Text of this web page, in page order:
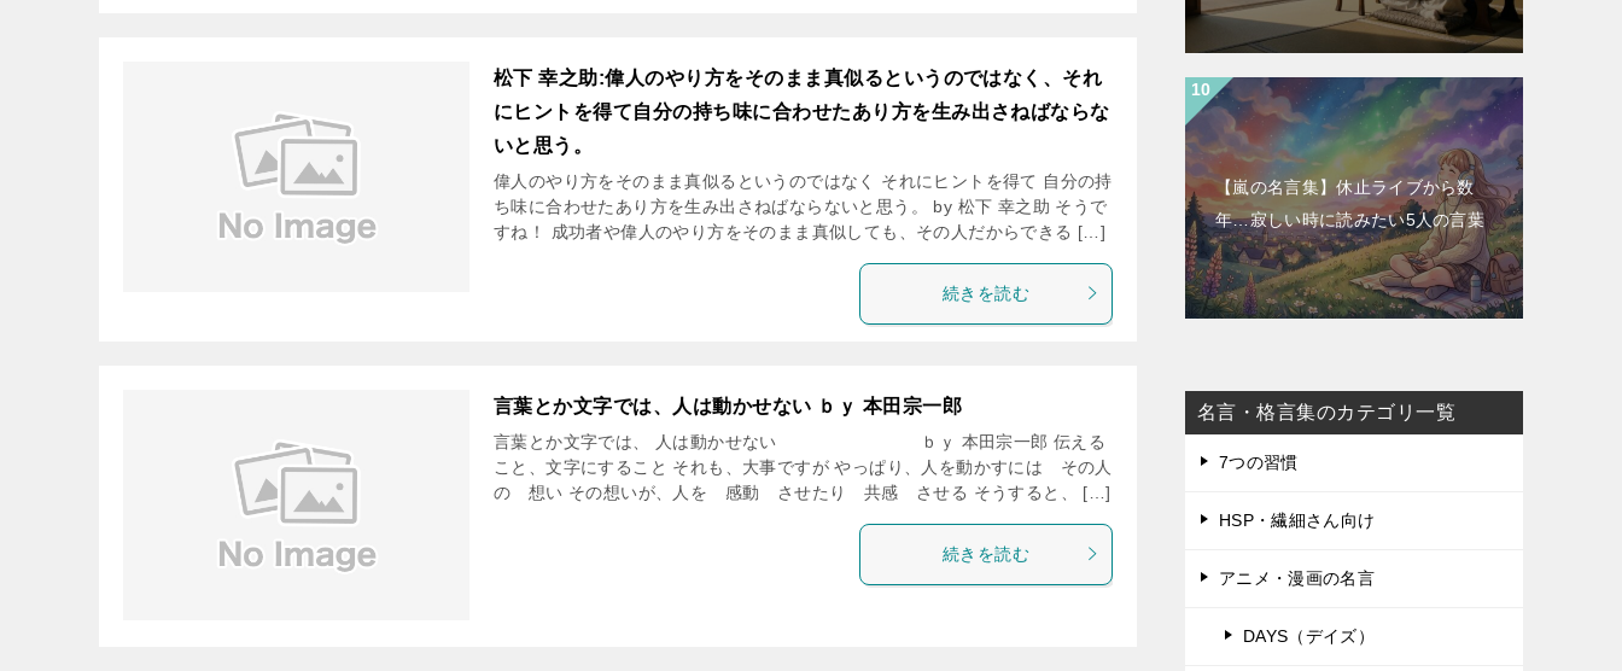
松下 幸之助:偉人のやり方をそのまま真似るというのではなく、それ
にヒントを得て自分の持ち味に合わせたあり方を生み出さねばならな
いと思う。
偉人のやり方をそのまま真似るというのではなく それにヒントを得て 自分の持
ち味に合わせたあり方を生み出さねばならないと思う。 by 松下 幸之助 そうで
すね！ 成功者や偉人のやり方をそのまま真似しても、その人だからできる […]
続きを読む
言葉とか文字では、人は動かせない ｂｙ 本田宗一郎
言葉とか文字では、 人は動かせない ｂｙ 本田宗一郎 伝える
こと、文字にすること それも、大事ですが やっぱり、人を動かすには その人
の 想い その想いが、人を 感動 させたり 共感 させる そうすると、 […]
続きを読む
【嵐の名言集】休止ライブから数
年…寂しい時に読みたい5人の言葉
名言・格言集のカテゴリ一覧
7つの習慣
HSP・繊細さん向け
アニメ・漫画の名言
DAYS（デイズ）